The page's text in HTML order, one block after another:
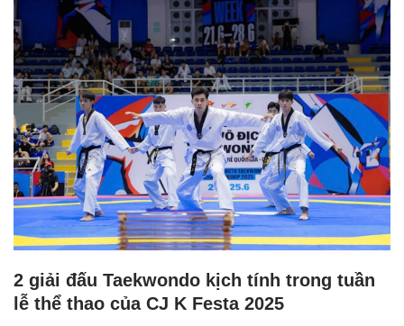
2 giải đấu Taekwondo kịch tính trong tuần
lễ thể thao của CJ K Festa 2025